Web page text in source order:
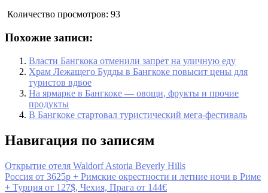
Количество просмотров: 93
Похожие записи:
Власти Бангкока отменили запрет на уличную еду
Храм Лежащего Будды в Бангкоке повысит цены для
туристов вдвое
На ярмарке в Бангкоке — овощи, фрукты и прочие
продукты
В Бангкоке стартовал туристический мега-фестиваль
Навигация по записям
Открытие отеля Waldorf Astoria Beverly Hills
Россия от 3625р + Римские окрестности и летние ночи в Риме
+ Турция от 127$, Чехия, Прага от 144€